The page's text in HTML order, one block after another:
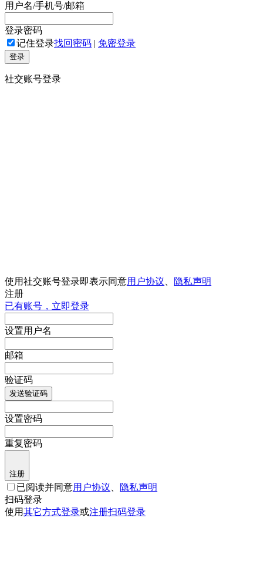
用户名/手机号/邮箱
登录密码
记住登录找回密码 | 免密登录
登录
社交账号登录
使用社交账号登录即表示同意用户协议
隐私声明
注册
已有账号，立即登录
设置用户名
邮箱
验证码
发送验证码
设置密码
重复密码
注册
已阅读并同意用户协议
隐私声明
扫码登录
使用其它方式登录或注册扫码登录